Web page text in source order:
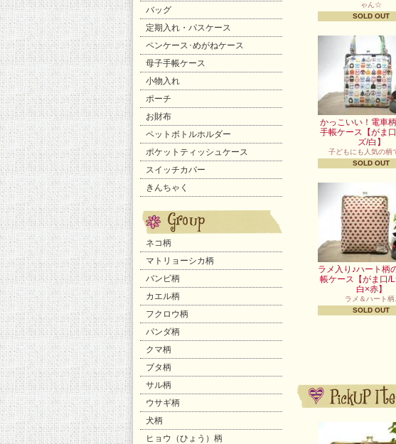
バッグ
定期入れ・パスケース
ペンケース･めがねケース
母子手帳ケース
小物入れ
ポーチ
お財布
ペットボトルホルダー
ポケットティッシュケース
スイッチカバー
きんちゃく
ネコ柄
マトリョーシカ柄
バンビ柄
カエル柄
フクロウ柄
パンダ柄
クマ柄
ブタ柄
サル柄
ウサギ柄
犬柄
ヒョウ（ひょう）柄
ゃん☆
SOLD OUT
かっこいい！電車
手帳ケース【がま
ズ/白】
子どもにも人気の柄
SOLD OUT
ラメ入り♪ハート柄
帳ケース【がま口/
白×赤】
ラメ＆ハート柄
SOLD OUT